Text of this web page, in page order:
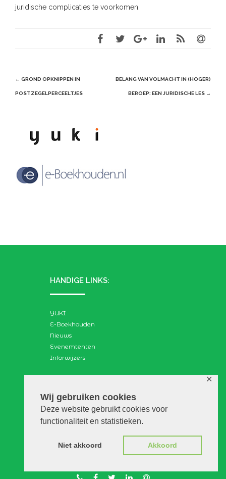
Wij gebruiken cookies
Deze website gebruikt cookies voor
functionaliteit en statistieken.
Niet akkoord Akkoord
✕
juridische complicaties te voorkomen.
Post
navigation
← GROND OPKNIPPEN IN
POSTZEGELPERCEELTJES
BELANG VAN VOLMACHT IN (HOGER)
BEROEP: EEN JURIDISCHE LES →
HANDIGE LINKS:
YUKI
E-Boekhouden
Nieuws
Evenemtenten
Inforwijzers